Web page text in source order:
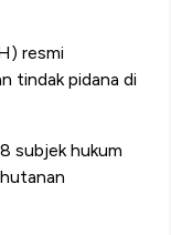
resmi
tindak pidana di
subjek hukum